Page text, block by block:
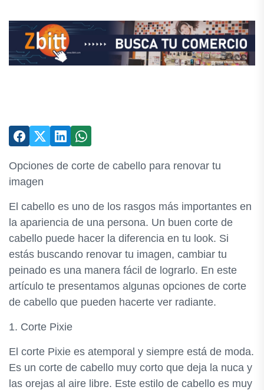
Opciones de corte de cabello para renovar tu
imagen
El cabello es uno de los rasgos más importantes en
la apariencia de una persona. Un buen corte de
cabello puede hacer la diferencia en tu look. Si
estás buscando renovar tu imagen, cambiar tu
peinado es una manera fácil de lograrlo. En este
artículo te presentamos algunas opciones de corte
de cabello que pueden hacerte ver radiante.
1. Corte Pixie
El corte Pixie es atemporal y siempre está de moda.
Es un corte de cabello muy corto que deja la nuca y
las orejas al aire libre. Este estilo de cabello es muy